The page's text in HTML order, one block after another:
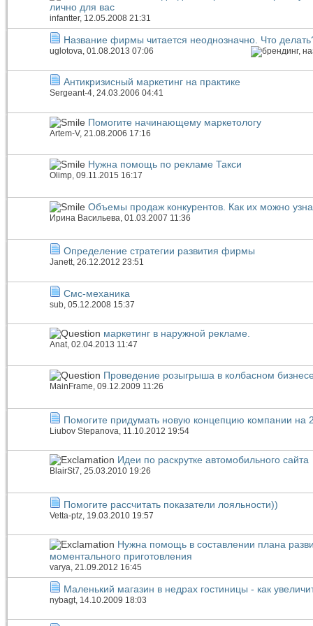
лично для вас
infantter, 12.05.2008 21:31
Название фирмы читается неоднозначно. Что
uglotova , 01.08.2013 07:06
Антикризисный маркетинг на практике
Sergeant-4, 24.03.2006 04:41
Помогите начинающему маркетологу
Artem-V, 21.08.2006 17:16
Нужна помощь по рекламе Такси
Olimp, 09.11.2015 16:17
Объемы продаж конкурентов. Как их можно
Ирина Васильева , 01.03.2007 11:36
Определение стратегии развития фирмы
Janett, 26.12.2012 23:51
Смс-механика
sub , 05.12.2008 15:37
маркетинг в наружной рекламе.
Anat, 02.04.2013 11:47
Проведение розыгрыша в колбасном
MainFrame, 09.12.2009 11:26
Помогите придумать новую концепцию компании на
Liubov Stepanova, 11.10.2012 19:54
Идеи по раскрутке автомобильного сайта
BlairSt7, 25.03.2010 19:26
Помогите рассчитать показатели лояльности))
Vetta-ptz, 19.03.2010 19:57
Нужна помощь в составлении плана
моментального приготовления
varya, 21.09.2012 16:45
Маленький магазин в недрах гостиницы - как
nybagt, 14.10.2009 18:03